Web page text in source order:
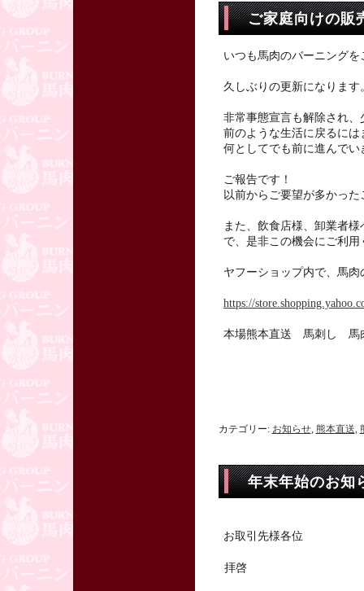
ご家庭向けの販
いつも馬肉のバーニング
久しぶりの更新になります
非常事態宣言も解除され
前のような生活に戻るに
何としてでも前に進んでい
ご報告です！
以前からご要望が多かっ
また、飲食店様、卸業者
で、是非この機会にご利用
ヤフーショップ内で、馬
https://
本場熊本直送 馬刺し 馬
カテゴリー: お知らせ, 熊本直送
年末年始のお知
お取引先様各位
拝啓